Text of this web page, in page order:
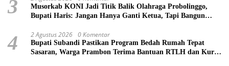
3
Musorkab KONI Jadi Titik Balik Olahraga Probolinggo,
Bupati Haris: Jangan Hanya Ganti Ketua, Tapi Bangun
4 2 Agustus 2026 0 Komentar
Bupati Subandi Pastikan Program Bedah Rumah Tepat
Sasaran, Warga Prambon Terima Bantuan RTLH dan Kursi